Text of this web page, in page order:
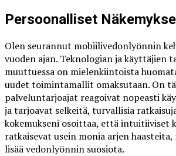
Persoonalliset
Olen seurannut mobiilivedonlyönnin
vuoden ajan. Teknologian ja käyttäjien
muuttuessa on mielenkiintoista
uudet toimintamallit omaksutaan. On
palveluntarjoajat reagoivat nopeasti
ja tarjoavat selkeitä, turvallisia
kokemukseni osoittaa, että
ratkaisevat usein monia arjen
lisää vedonlyönnin suosiota.